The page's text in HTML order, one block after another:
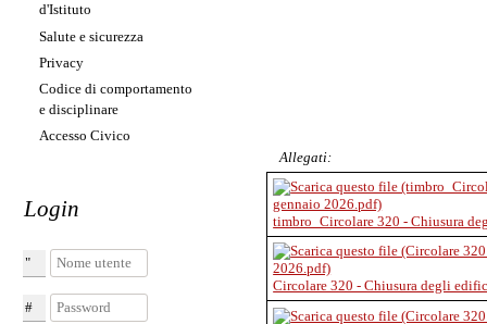
d'Istituto
Salute e sicurezza
Privacy
Codice di comportamento
e disciplinare
Accesso Civico
Login
Nome utente
Password
Allegati:
timbro_Circolare 320 - Chiusura
Circolare 320 - Chiusura degli